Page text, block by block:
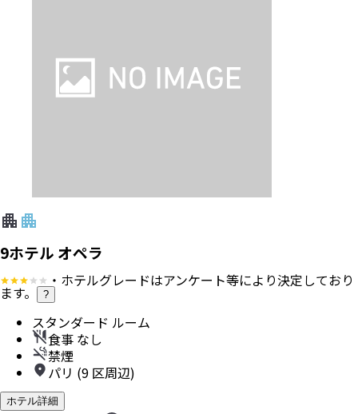
9ホテル オペラ
・ホテルグレードはアンケート等により決定しており
ます。 ?
スタンダード ルーム
食事 なし
禁煙
パリ (9 区周辺)
ホテル詳細